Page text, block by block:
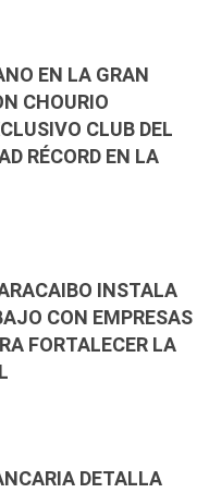
EN LA GRAN
CHOURIO
CLUB DEL
RÉCORD EN LA
INSTALA
CON EMPRESAS
FORTALECER LA
DETALLA